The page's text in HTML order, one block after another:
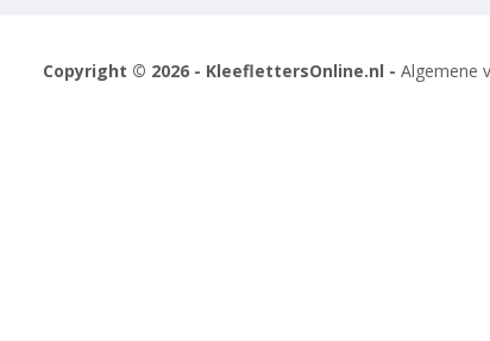
Copyright © 2026 - KleeflettersOnline.nl - Algemene